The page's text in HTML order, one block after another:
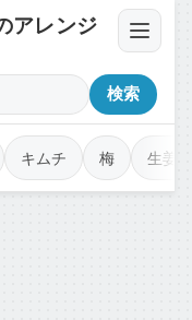
アレンジ
検索
キムチ 梅 生姜